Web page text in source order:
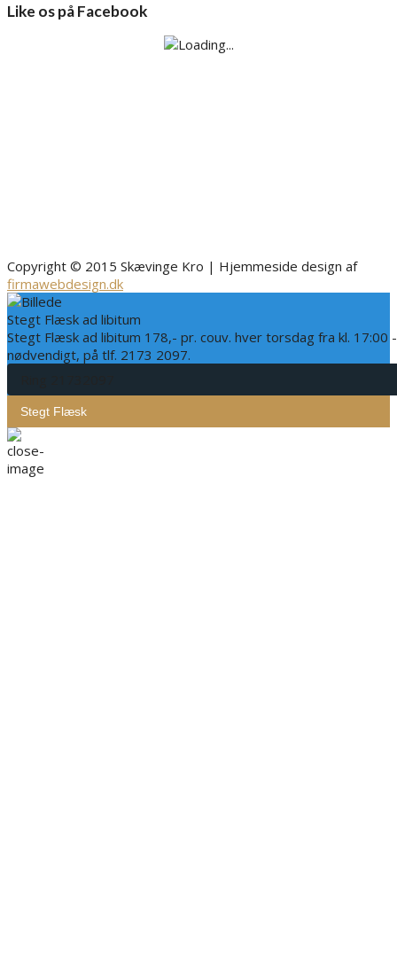
Like os på Facebook
Copyright © 2015 Skævinge Kro | Hjemmeside design af
firmawebdesign.dk
Stegt Flæsk ad libitum
Stegt Flæsk ad libitum 178,- pr. couv. hver torsdag fra kl. 17:00
nødvendigt, på tlf. 2173 2097.
Stegt Flæsk